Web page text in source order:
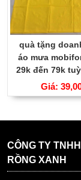
quà tặng
áo mưa
29k đến 79k
Giá:
CÔNG TY
RỒNG XANH